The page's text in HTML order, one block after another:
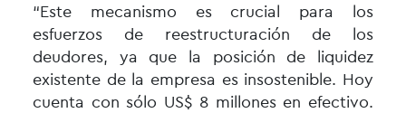
“Este mecanismo es crucial para los
esfuerzos de reestructuración de los
deudores, ya que la posición de liquidez
existente de la empresa es insostenible. Hoy
cuenta con sólo US$ 8 millones en efectivo.